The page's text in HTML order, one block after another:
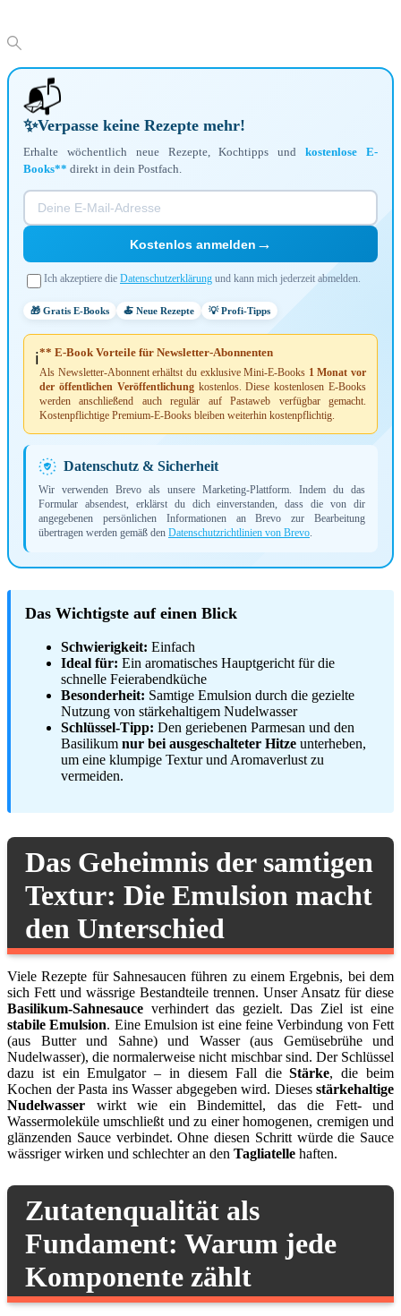
📬
✨Verpasse keine Rezepte mehr!
Erhalte wöchentlich neue Rezepte, Kochtipps undkostenlose E-
Books** direkt in dein Postfach.
Kostenlos anmelden →
Ich akzeptiere die Datenschutzerklärung und kann mich jederzeit abmelden.
🎁 Gratis E-Books 🍝 Neue Rezepte 💡 Profi-Tipps
ℹ️** E-Book Vorteile für Newsletter-Abonnenten
Als Newsletter-Abonnent erhältst du exklusive Mini-E-Books 1 Monat vor
der öffentlichen Veröffentlichungkostenlos. Diese kostenlosen E-Books
werden anschließend auch regulär auf Pastaweb verfügbar gemacht.
Kostenpflichtige Premium-E-Books bleiben weiterhin kostenpflichtig.
Datenschutz & Sicherheit
Wir verwenden Brevo als unsere Marketing-Plattform. Indem du das
Formular absendest, erklärst du dich einverstanden, dass die von dir
angegebenen persönlichen Informationen an Brevo zur Bearbeitung
übertragen werden gemäß den Datenschutzrichtlinien von Brevo.
Das Wichtigste auf einen Blick
Schwierigkeit: Einfach
Ideal für: Ein aromatisches Hauptgericht für die
schnelle Feierabendküche
Besonderheit: Samtige Emulsion durch die gezielte
Nutzung von stärkehaltigem Nudelwasser
Schlüssel-Tipp: Den geriebenen Parmesan und den
Basilikum nur bei ausgeschalteter Hitze unterheben,
um eine klumpige Textur und Aromaverlust zu
vermeiden.
Das Geheimnis der samtigen
Textur: Die Emulsion macht
den Unterschied
Viele Rezepte für Sahnesaucen führen zu einem Ergebnis, bei dem
sich Fett und wässrige Bestandteile trennen. Unser Ansatz für diese
Basilikum-Sahnesauce verhindert das gezielt. Das Ziel ist eine
stabile Emulsion. Eine Emulsion ist eine feine Verbindung von Fett
(aus Butter und Sahne) und Wasser (aus Gemüsebrühe und
Nudelwasser), die normalerweise nicht mischbar sind. Der Schlüssel
dazu ist ein Emulgator – in diesem Fall dieStärke, die beim
Kochen der Pasta ins Wasser abgegeben wird. Dieses stärkehaltige
Nudelwasser wirkt wie ein Bindemittel, das die Fett- und
Wassermoleküle umschließt und zu einer homogenen, cremigen und
glänzenden Sauce verbindet. Ohne diesen Schritt würde die Sauce
wässriger wirken und schlechter an den Tagliatelle haften.
Zutatenqualität als
Fundament: Warum jede
Komponente zählt